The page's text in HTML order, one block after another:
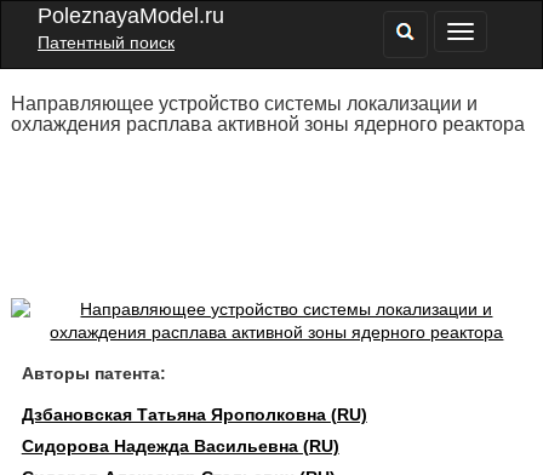
PoleznayaModel.ru
Патентный поиск
Направляющее устройство системы локализации и
охлаждения расплава активной зоны ядерного реактора
Авторы патента:
Дзбановская Татьяна Ярополковна (RU)
Сидорова Надежда Васильевна (RU)